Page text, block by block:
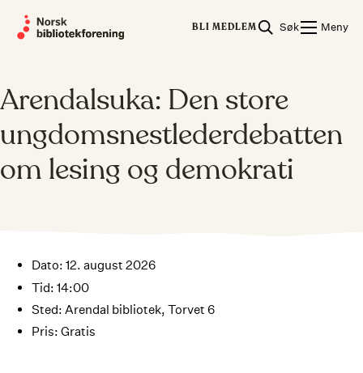
BLI MEDLEM Søk Meny
Arendalsuka: Den store
ungdomsnestlederdebatten
om lesing og demokrati
Dato: 12. august 2026
Tid: 14:00
Sted: Arendal bibliotek, Torvet 6
Pris: Gratis